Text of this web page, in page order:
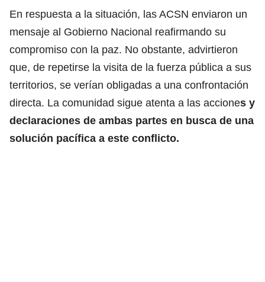
En respuesta a la situación, las ACSN enviaron un
mensaje al Gobierno Nacional reafirmando su
compromiso con la paz. No obstante, advirtieron
que, de repetirse la visita de la fuerza pública a sus
territorios, se verían obligadas a una confrontación
directa. La comunidad sigue atenta a las acciones y
declaraciones de ambas partes en busca de una
solución pacífica a este conflicto.